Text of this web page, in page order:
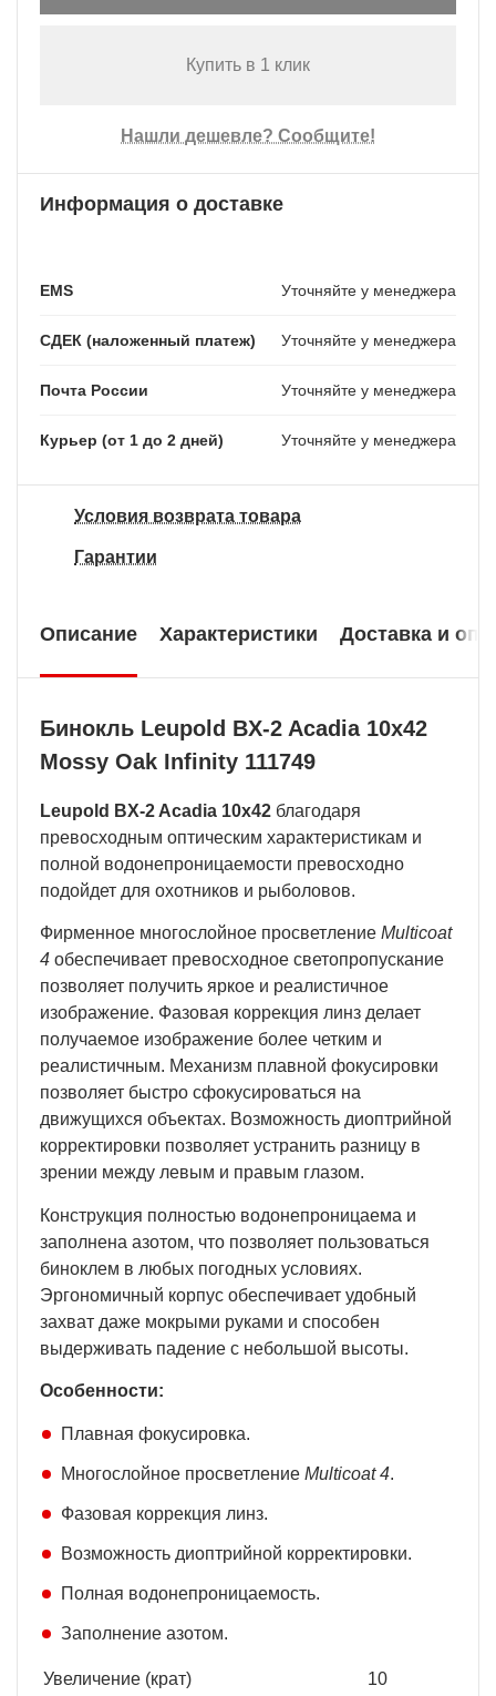
Купить в 1 клик
Нашли дешевле? Сообщите!
Информация о доставке
EMS Уточняйте у менеджера
СДЕК (наложенный платеж) Уточняйте у менеджера
Почта России Уточняйте у менеджера
Курьер (от 1 до 2 дней) Уточняйте у менеджера
Условия возврата товара
Гарантии
Описание Характеристики Доставка и
Бинокль Leupold BX-2 Acadia 10х42
Mossy Oak Infinity 111749
Leupold BX-2 Acadia 10x42 благодаря
превосходным оптическим характеристикам и
полной водонепроницаемости превосходно
подойдет для охотников и рыболовов.
Фирменное многослойное просветление Multicoat
4 обеспечивает превосходное светопропускание
позволяет получить яркое и реалистичное
изображение. Фазовая коррекция линз делает
получаемое изображение более четким и
реалистичным. Механизм плавной фокусировки
позволяет быстро сфокусироваться на
движущихся объектах. Возможность диоптрийной
корректировки позволяет устранить разницу в
зрении между левым и правым глазом.
Конструкция полностью водонепроницаема и
заполнена азотом, что позволяет пользоваться
биноклем в любых погодных условиях.
Эргономичный корпус обеспечивает удобный
захват даже мокрыми руками и способен
выдерживать падение с небольшой высоты.
Особенности:
Плавная фокусировка.
Многослойное просветление Multicoat 4.
Фазовая коррекция линз.
Возможность диоптрийной корректировки.
Полная водонепроницаемость.
Заполнение азотом.
Увеличение (крат) 10